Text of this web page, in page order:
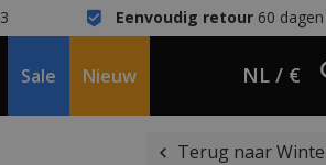
Eenvoudig retour60
Sale Nieuw NL / €
Terug naar